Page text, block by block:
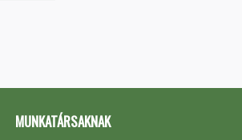
MUNKATÁRSAKNAK